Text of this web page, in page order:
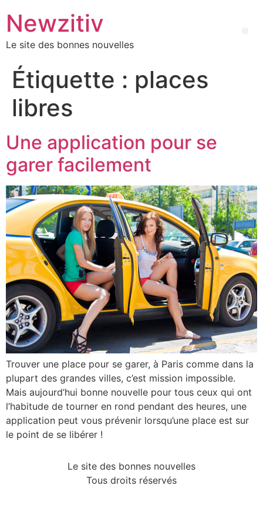
Newzitiv
Le site des bonnes nouvelles
Étiquette : places
libres
Une application pour se
garer facilement
Trouver une place pour se garer, à Paris comme dans la
plupart des grandes villes, c’est mission impossible.
Mais aujourd’hui bonne nouvelle pour tous ceux qui ont
l’habitude de tourner en rond pendant des heures, une
application peut vous prévenir lorsqu’une place est sur
le point de se libérer !
Le site des bonnes nouvelles
Tous droits réservés